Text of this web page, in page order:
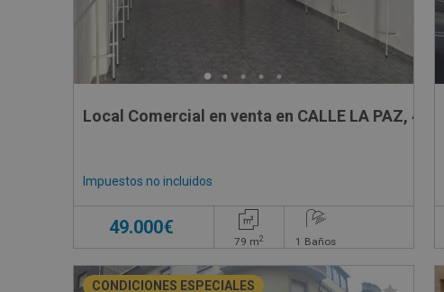
Local Comercial en venta en CALLE LA PAZ, 4
Impuestos no incluidos
49.000€
79 m2 1 Baños
CONDICIONES ESPECIALES